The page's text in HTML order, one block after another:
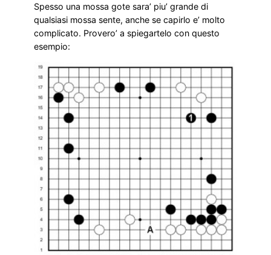
Spesso una mossa gote sara’ piu’ grande di
qualsiasi mossa sente, anche se capirlo e’ molto
complicato. Provero’ a spiegartelo con questo
esempio: